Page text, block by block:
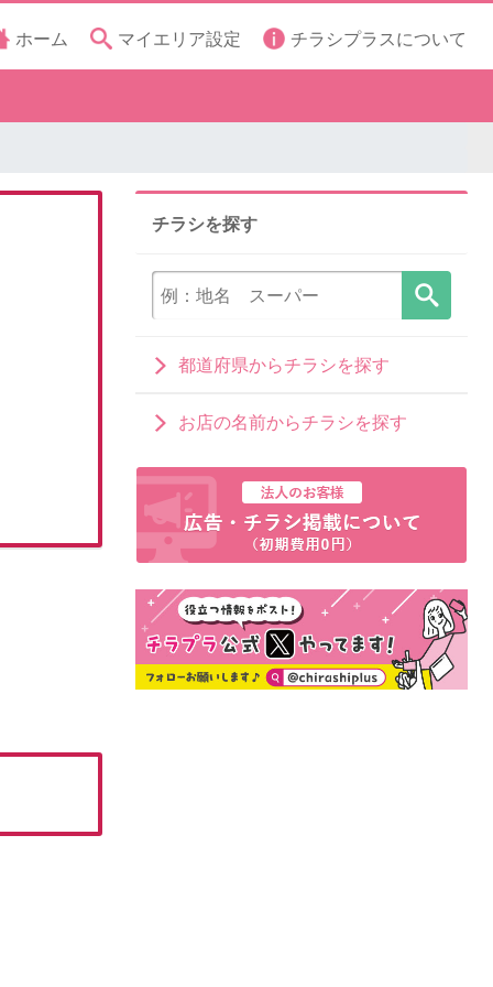
ホーム マイエリア設定 チラシプラスについて
チラシを探す
都道府県からチラシを探す
お店の名前からチラシを探す